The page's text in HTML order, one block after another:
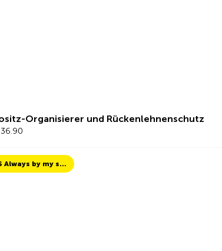
Organisierer und Rückenlehnenschutz
36.90
TCS Always by my side